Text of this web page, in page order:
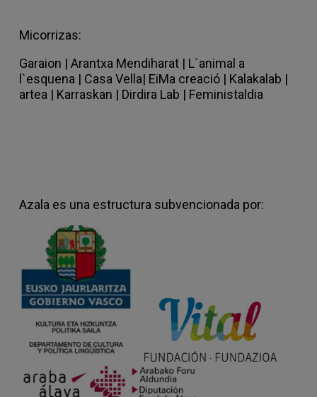
especialmente estético. Queremos un
y profunda al mismo tiempo. Para ello nos
permitimos usar los recursos expresivos
de una manera libre y experimental,
complejo que es cuadrar los tiempos de
en estos universos que vamos generando
y darnos el tiempo de estar en ellos y
profundizar. La obra cpmenzó a gestarse
en 2024 y gracias a varias residencias en
nuestro espacio Kampai y a la beca
LANEAN en AZ Zentroa hemos ya entrado
y trabajado varias de las capas que
compondrán la obra. Aunque no tenemos
una fecha de estreno pensamos en 2027
como el año en el que mostrar un
resultado.
Micorrizas:
Garaion | Arantxa Mendiharat | L`animal a
l`esquena | Casa Vella| EiMa creació | Kalakalab |
artea | Karraskan | Dirdira Lab | Feministaldia
Azala es una estructura subvencionada por: